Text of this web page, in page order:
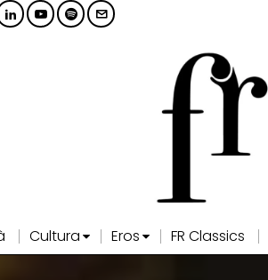
Cultura Eros FR Classics